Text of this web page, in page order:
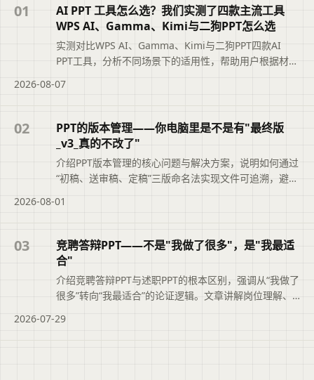
01
AI PPT 工具怎么选？我们实测了四款主流工具
WPS AI、Gamma、Kimi与二狗PPT怎么选
实测对比WPS AI、Gamma、Kimi与二狗PPT四款AI
PPT工具，分析不同场景下的适用性，帮助用户根据材料
目追求综合排名。摘要依据标题与正文整理，概括页面
断文章是否符合当前需求，再查看完整原文。
2026-08-07
02
PPT的版本管理——你电脑里是不是有"最终版
_v3_真的不改了"
介绍PPT版本管理的核心问题与解决方案，说明如何通过
“初稿、送审稿、定稿”三版命名法实现文件可追溯，避免
大纲版本记录功能，帮助职场人快速定位正确文件，提
面主题、主要内容与适用场景，再进入原文查看完整信
息。
2026-08-01
03
竞聘答辩PPT——不是"我做了很多"，是"我最适
合"
介绍竞聘答辩PPT与述职PPT的根本区别，强调从“我做了
很多”转向“我最适合”的论证逻辑。文章讲解岗位理解、
说明二狗PPT如何辅助结构化大纲与时间把控，帮助竞聘
2026-07-29